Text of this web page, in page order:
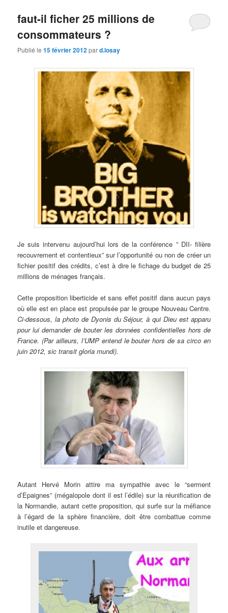
faut-il ficher 25 millions de
consommateurs ?
Publié le15 février 2012pard.losay
Je suis intervenu aujourd’hui lors de la conférence ” DII- filière
recouvrement et contentieux” sur l’opportunité ou non de créer un
fichier positif des crédits, c’est à dire le fichage du budget de 25
millions de ménages français.
Cette proposition liberticide et sans effet positif dans aucun pays
où elle est en place est propulsée par le groupe Nouveau Centre.
Ci-dessous, la photo de Dyonis du Séjour, à qui Dieu est apparu
pour lui demander de bouter les données confidentielles hors de
France. (Par ailleurs, l’UMP entend le bouter hors de sa circo en
juin 2012, sic transit gloria mundi).
Autant Hervé Morin attire ma sympathie avec le “serment
d’Epaignes” (mégalopole dont il est l’édile) sur la réunification de
la Normandie, autant cette proposition, qui surfe sur la méfiance
à l’égard de la sphère financière, doit être combattue comme
inutile et dangereuse.